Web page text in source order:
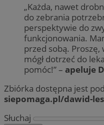
„Każda, nawet
do zebrania
perspektywie do
funkcjonowania.
przed sobą.
mógł dotrzeć do
pomóc!” – apeluje
Zbiórka dostępna jest
siepomaga.pl/dawid-
Słuchaj